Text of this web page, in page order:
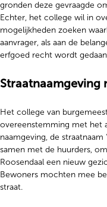
gronden deze gevraagde
Echter, het college wil in
mogelijkheden zoeken
aanvrager, als aan de
erfgoed recht wordt
Straatnaamgeving
Het college van
overeenstemming met het
naamgeving, de straatnaam
samen met de huurders,
Roosendaal een nieuw
Bewoners mochten mee
straat.